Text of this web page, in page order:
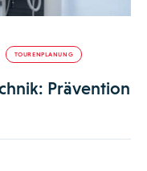
TOURENPLANUNG
Prävention